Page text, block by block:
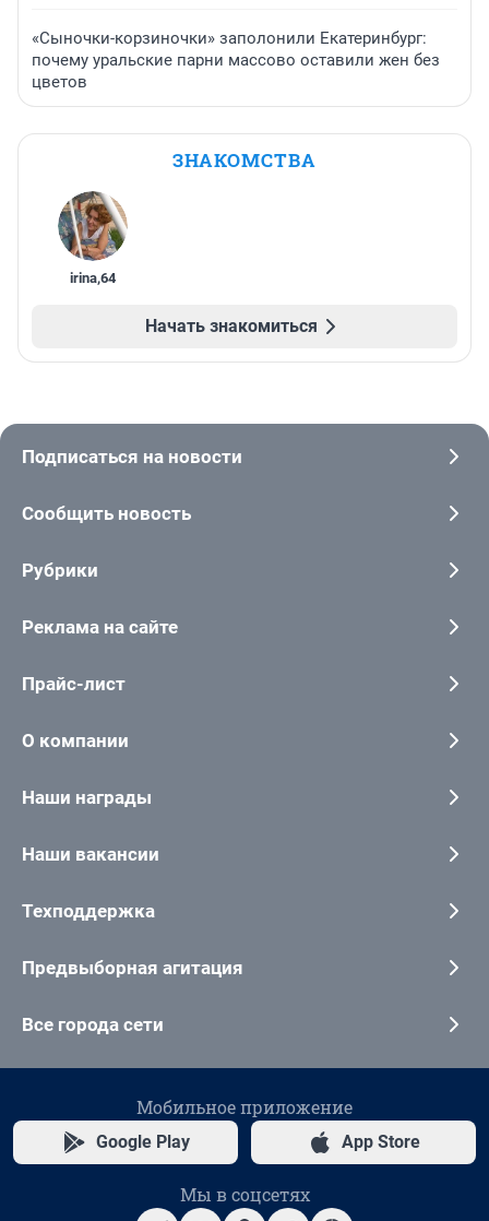
«Сыночки-корзиночки» заполонили Екатеринбург:
почему уральские парни массово оставили жен без
цветов
ЗНАКОМСТВА
irina,64
Начать знакомиться
Подписаться на новости
Сообщить новость
Рубрики
Реклама на сайте
Прайс-лист
О компании
Наши награды
Наши вакансии
Техподдержка
Предвыборная агитация
Все города сети
Мобильное приложение
Google Play App Store
Мы в соцсетях